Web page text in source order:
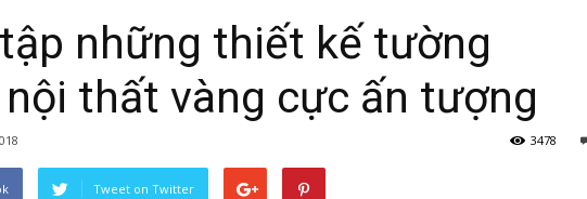
những thiết kế tường
thất vàng cực ấn tượng
3478
Tweet on Twitter